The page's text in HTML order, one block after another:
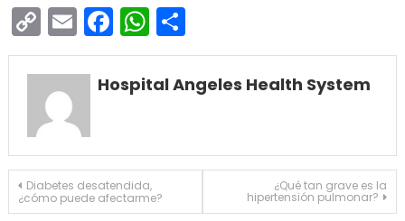
Copy
Link
EmailFacebook
WhatsApp
Compartir
Hospital Angeles Health System
Navegación
de
Diabetes desatendida,
¿cómo puede afectarme?
¿Qué tan grave es la
hipertensión pulmonar?